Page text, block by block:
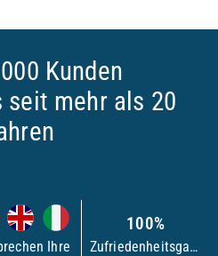
Kunden
seit mehr als 20
Ihre
100%
Zufriedenheitsgarantie